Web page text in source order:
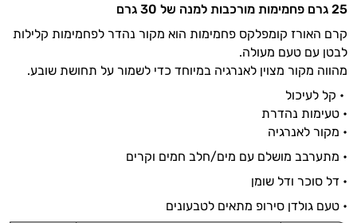
25 גרם פחמימות מורכבות למנה של 30 גרם
קרם האורז קומפלקס פחמימות הוא מקור נהדר לפחמימות קלילות
לבטן עם טעם מעולה.
מהווה מקור מצוין לאנרגיה במיוחד כדי לשמור על תחושת שובע.
• קל לעיכול
• טעימות נהדרת
• מקור לאנרגיה
• מתערבב מושלם עם מים/חלב חמים וקרים
• דל סוכר ודל שומן
• טעם גולדן סירופ מתאים לטבעונים